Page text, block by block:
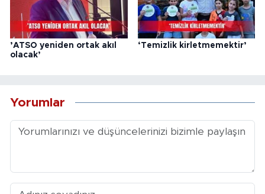
’ATSO yeniden ortak akıl
olacak’
‘Temizlik kirletmemektir’
Yorumlar